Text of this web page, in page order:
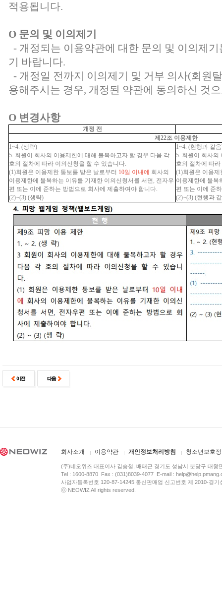
적용됩니다.
O 문의 및 이의제기
- 개정되는 이용약관에 대한 문의 및 이의제
기 바랍니다.
- 개정일 전까지 이의제기 및 거부 의사(회원
용해주시는 경우, 개정된 약관에 동의하신 것
O 변경사항
개정 전
제22조 이용제한
1~4. (생략)
5. 회원이 회사의 이용제한에 대해 불복하고자 할 경우 다음 각
호의 절차에 따라 이의신청을 할 수 있습니다.
(1)회원은 이용제한 통보를 받은 날로부터 10일 이내에 회사의
이용제한에 불복하는 이유를 기재한 이의신청서를 서면, 전자우
편 또는 이에 준하는 방법으로 회사에 제출하여야 합니다.
(2)~(3) (생략)
1~4. (현행과 같
5. 회원이 회사의
호의 절차에 따
(1)회원은 이용
이용제한에 불복
편 또는 이에 준
(2)~(3) (현행과
회사소개 이용약관 개인정보처리방침 청소년보호
(주)네오위즈 대표이사 김승철, 배태근 경기도 성남시 분당구 대왕
Tel : 1600-8870 Fax : (031)8039-4077 E-mail :
사업자등록번호 120-87-14245 통신판매업 신고번호 제 2010-경
ⓒ NEOWIZ All rights reserved.